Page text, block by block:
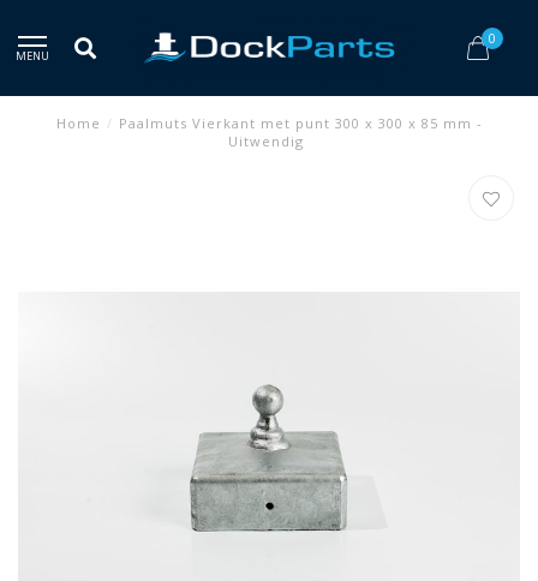
MENU
0
Home / Paalmuts Vierkant met punt 300 x 300 x 85 mm -
Uitwendig